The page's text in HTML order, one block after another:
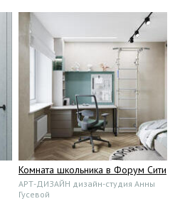
Комната школьника в Форум Сити
АРТ-ДИЗАЙН дизайн-студия Анны
Гусевой